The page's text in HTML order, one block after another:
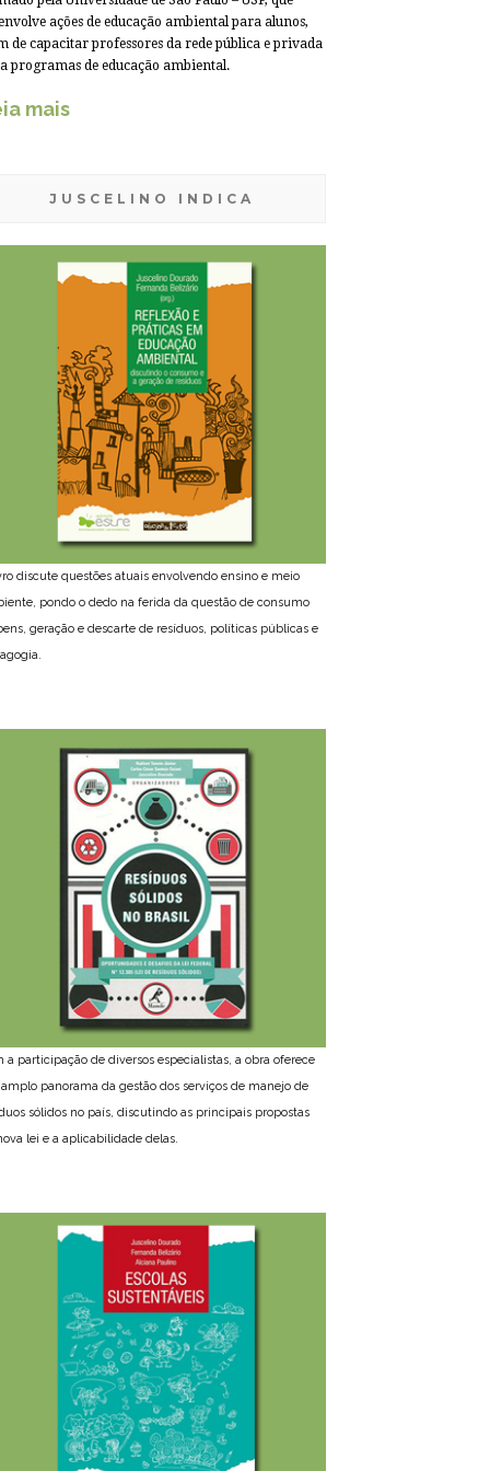
ações de educação ambiental para alunos,
de capacitar professores da rede pública e privada
programas de educação ambiental.
mais
JUSCELINO INDICA
discute questões atuais envolvendo ensino e meio
pondo o dedo na ferida da questão de consumo
geração e descarte de resíduos, políticas públicas e
a participação de diversos especialistas, a obra oferece
panorama da gestão dos serviços de manejo de
sólidos no país, discutindo as principais propostas
lei e a aplicabilidade delas.